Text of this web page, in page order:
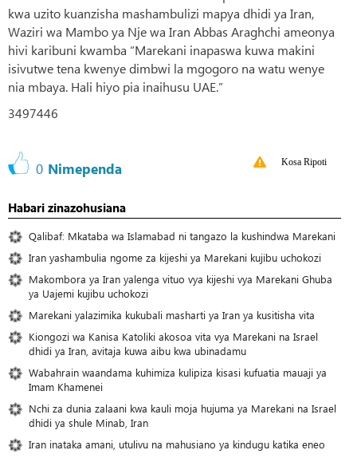
kwa uzito kuanzisha mashambulizi mapya dhidi ya Iran,
Waziri wa Mambo ya Nje wa Iran Abbas Araghchi ameonya
hivi karibuni kwamba “Marekani inapaswa kuwa makini
isivutwe tena kwenye dimbwi la mgogoro na watu wenye
nia mbaya. Hali hiyo pia inaihusu UAE.”
3497446
0 Nimependa Kosa Ripoti
Habari zinazohusiana
Qalibaf: Mkataba wa Islamabad ni tangazo la kushindwa Marekani
Iran yashambulia ngome za kijeshi ya Marekani kujibu uchokozi
Makombora ya Iran yalenga vituo vya kijeshi vya Marekani Ghuba
ya Uajemi kujibu uchokozi
Marekani yalazimika kukubali masharti ya Iran ya kusitisha vita
Kiongozi wa Kanisa Katoliki akosoa vita vya Marekani na Israel
dhidi ya Iran, avitaja kuwa aibu kwa ubinadamu
Wabahrain waandama kuhimiza kulipiza kisasi kufuatia mauaji ya
Imam Khamenei
Nchi za dunia zalaani kwa kauli moja hujuma ya Marekani na Israel
dhidi ya shule Minab, Iran
Iran inataka amani, utulivu na mahusiano ya kindugu katika eneo